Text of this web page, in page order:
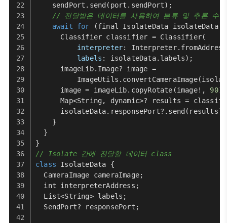
    sendPort.
send(port. sendPort);
// 전달받은 데이터를 사용하여 분류 및 추론 수행
await
for (final IsolateData isolateData
Classifier classifier = Classifier(
interpreter: Interpreter. fromAddress
labels : isolateData. labels);
      imageLib.
Image? image =
ImageUtils . convertCameraImage
      image = imageLib.
copyRotate (image!, 90);
Map<String, dynamic>? results =
      isolateData.
responsePort?. send(results);
    }
  }
}
// Isolate 간에 전달할 데이터 class
class
IsolateData {
CameraImage cameraImage;
  int interpreterAddress;
List<String> labels;
SendPort? responsePort;